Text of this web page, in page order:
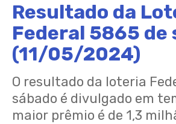
Resultado da
Federal 5865 de
(11/05/2024)
O resultado da loteria
sábado é divulgado em
maior prêmio é de 1,3